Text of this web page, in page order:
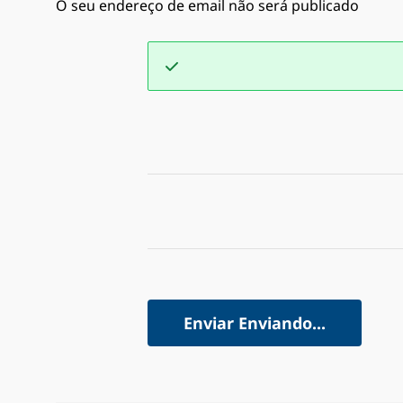
O seu endereço de email não será publicado
Enviar Enviando...